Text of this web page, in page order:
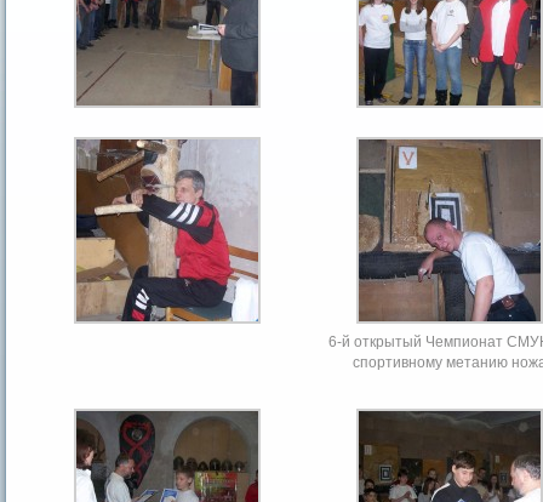
6-й открытый Чемпионат
спортивному метанию